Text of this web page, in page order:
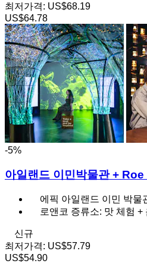
최저가격: US$68.19
US$64.78
-5%
아일랜드 이민박물관 +
에픽 아일랜드 이민 박물
로앤코 증류소: 맛 체험 +
신규
최저가격: US$57.79
US$54.90